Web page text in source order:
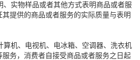
实物样品或者其他方式表明商品或者服
提供的商品或者服务的实际质量与表明
机、电视机、电冰箱、空调器、洗衣机
务，消费者自接受商品或者服务之日起